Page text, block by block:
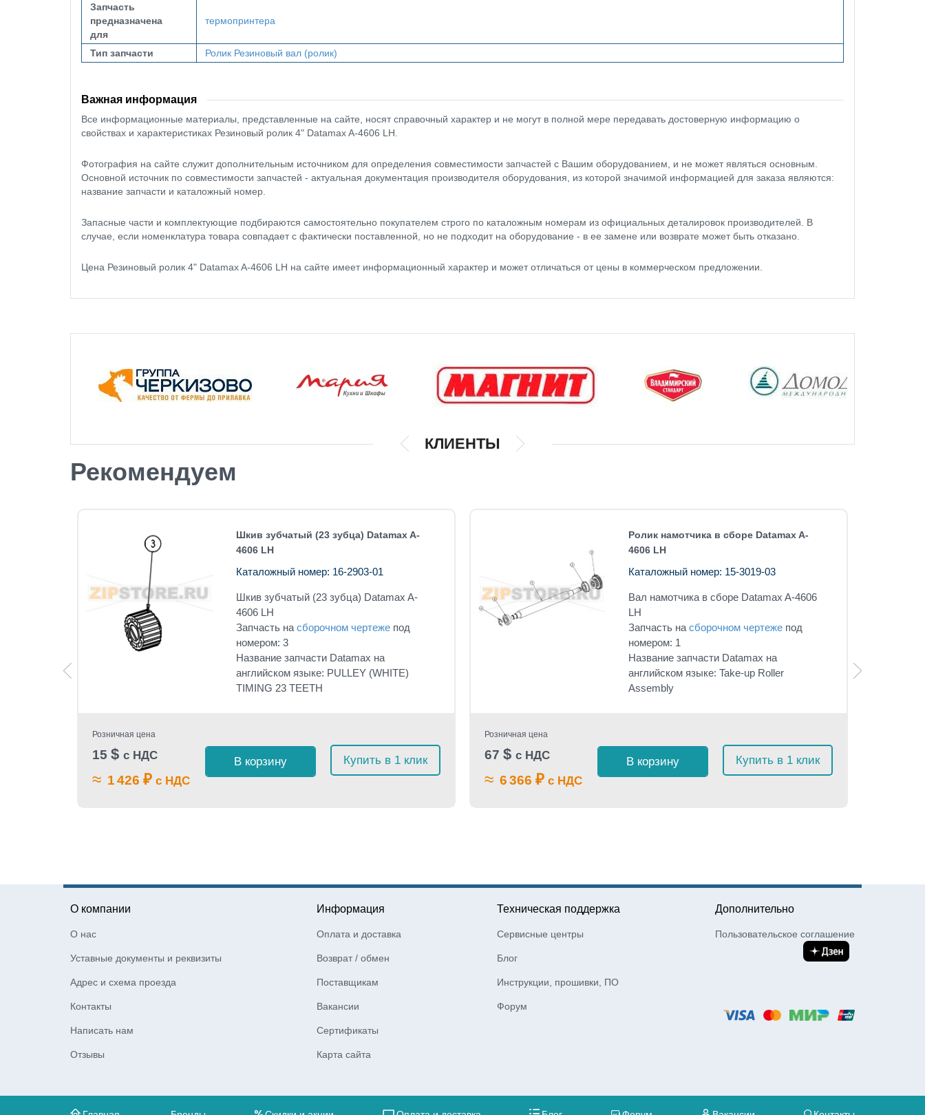
Запчасть
предназначена
для
термопринтера
Тип запчасти Ролик Резиновый вал (ролик)
Важная информация
Все информационные материалы, представленные на сайте, носят справочный характер и не могут в полной мере передавать достоверную информацию о
свойствах и характеристиках Резиновый ролик 4" Datamax A-4606 LH.
Фотография на сайте служит дополнительным источником для определения совместимости запчастей с Вашим оборудованием, и не может являться основным.
Основной источник по совместимости запчастей - актуальная документация производителя оборудования, из которой значимой информацией для заказа являются:
название запчасти и каталожный номер.
Запасные части и комплектующие подбираются самостоятельно покупателем строго по каталожным номерам из официальных деталировок производителей. В
случае, если номенклатура товара совпадает с фактически поставленной, но не подходит на оборудование - в ее замене или возврате может быть отказано.
Цена Резиновый ролик 4" Datamax A-4606 LH на сайте имеет информационный характер и может отличаться от цены в коммерческом предложении.
КЛИЕНТЫ
Рекомендуем
Шкив зубчатый (23 зубца) Datamax A-
4606 LH
Каталожный номер: 16-2903-01
Шкив зубчатый (23 зубца) Datamax A-
4606 LH
Запчасть на сборочном чертежепод
номером: 3
Название запчасти Datamax на
английском языке: PULLEY (WHITE)
TIMING 23 TEETH
Розничная цена
15 $ с НДС
≈ 1 426 ₽ с НДС
В корзину Купить в 1 клик
Ролик намотчика в сборе Datamax A-
4606 LH
Каталожный номер: 15-3019-03
Вал намотчика в сборе Datamax A-4606
LH
Запчасть на сборочном чертежепод
номером: 1
Название запчасти Datamax на
английском языке: Take-up Roller
Assembly
Розничная цена
67 $ с НДС
≈ 6 366 ₽ с НДС
В корзину Купить в 1 клик
О компании
О нас
Уставные документы и реквизиты
Адрес и схема проезда
Контакты
Написать нам
Отзывы
Информация
Оплата и доставка
Возврат / обмен
Поставщикам
Вакансии
Сертификаты
Карта сайта
Техническая поддержка
Сервисные центры
Блог
Инструкции, прошивки, ПО
Форум
Дополнительно
Пользовательское соглашение